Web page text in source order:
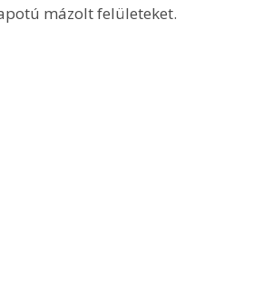
mázolt felületeket.